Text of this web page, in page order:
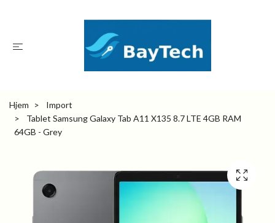
Hjem
Import
Tablet Samsung Galaxy Tab A11 X135 8.7 LTE 4GB RAM
64GB - Grey